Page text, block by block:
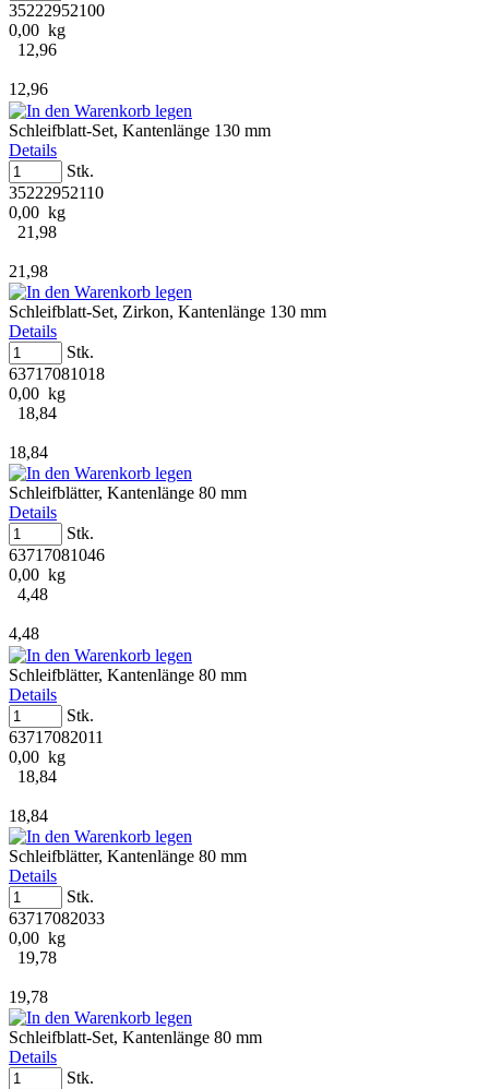
35222952100
0,00 kg
12,96
12,96
Schleifblatt-Set, Kantenlänge 130 mm
Details
Stk.
35222952110
0,00 kg
21,98
21,98
Schleifblatt-Set, Zirkon, Kantenlänge 130 mm
Details
Stk.
63717081018
0,00 kg
18,84
18,84
Schleifblätter, Kantenlänge 80 mm
Details
Stk.
63717081046
0,00 kg
4,48
4,48
Schleifblätter, Kantenlänge 80 mm
Details
Stk.
63717082011
0,00 kg
18,84
18,84
Schleifblätter, Kantenlänge 80 mm
Details
Stk.
63717082033
0,00 kg
19,78
19,78
Schleifblatt-Set, Kantenlänge 80 mm
Details
Stk.